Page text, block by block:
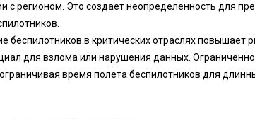
с регионом. Это создает неопределенность для
беспилотников в критических отраслях повышает
для взлома или нарушения данных.
время полета беспилотников для